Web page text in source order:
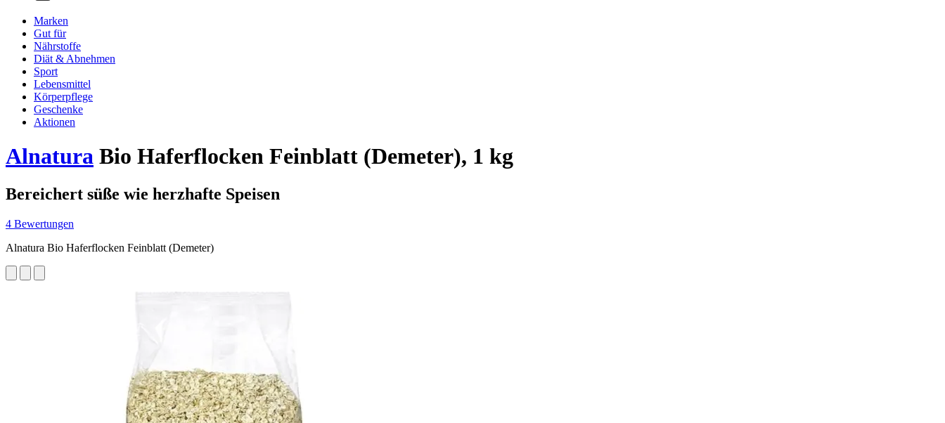
Marken
Gut für
Nährstoffe
Diät & Abnehmen
Sport
Lebensmittel
Körperpflege
Geschenke
Aktionen
Alnatura Bio Haferflocken Feinblatt (Demeter), 1 kg
Bereichert süße wie herzhafte Speisen
4 Bewertungen
Alnatura Bio Haferflocken Feinblatt (Demeter)